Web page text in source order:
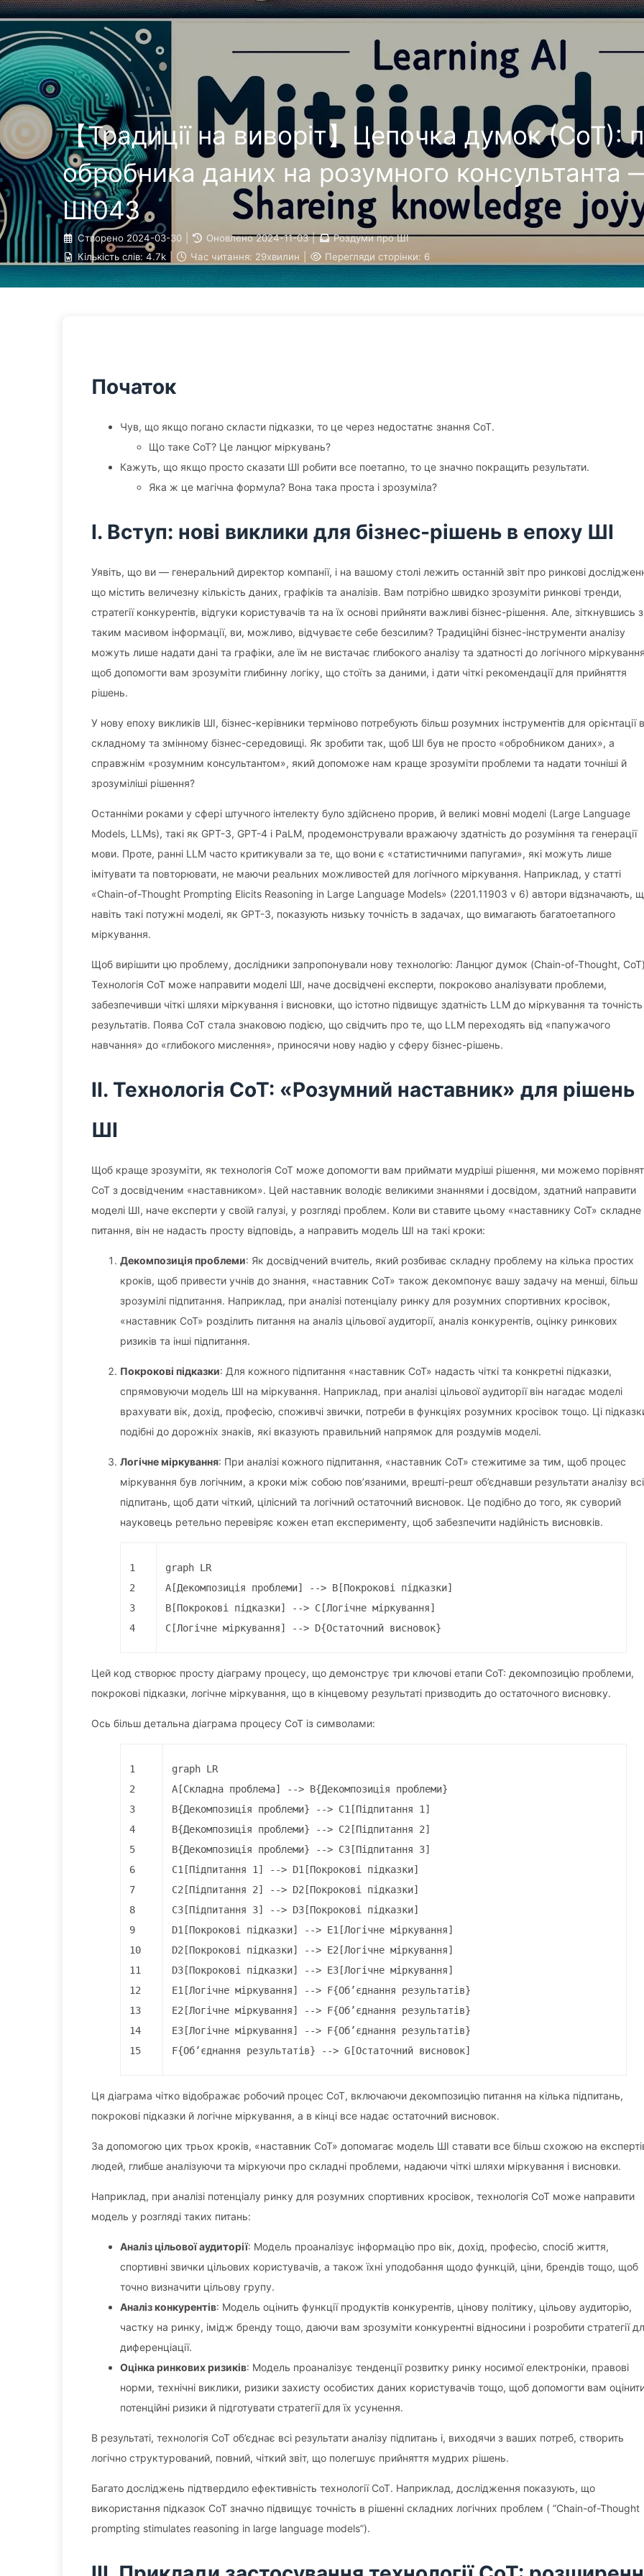
Шлях до Трансформації з ШІ Пошук Головна Архіви Теги
【Традиції на виворіт】Цепочка думок (CoT):
обробника даних на розумного консультанта
ШІ043
Створено 2024-03-30 Оновлено 2024-11-03 |
Роздуми про ШІ
Кількість слів: 4.7k Час читання: 29хвилин Перегляди сторінки: 6
Початок
Чув, що якщо погано скласти підказки, то це через недостатнє знання CoT.
Що таке CoT? Це ланцюг міркувань?
Кажуть, що якщо просто сказати ШІ робити все поетапно, то це значно покращить результати.
Яка ж це магічна формула? Вона така проста і зрозуміла?
I. Вступ: нові виклики для бізнес-рішень в епоху ШІ
Уявіть, що ви — генеральний директор компанії, і на вашому столі лежить останній звіт про ринкові
що містить величезну кількість даних, графіків та аналізів. Вам потрібно швидко зрозуміти ринкові тренди,
стратегії конкурентів, відгуки користувачів та на їх основі прийняти важливі бізнес-рішення. Але, зіткнувшись з
таким масивом інформації, ви, можливо, відчуваєте себе безсилим? Традиційні бізнес-інструменти аналізу
можуть лише надати дані та графіки, але їм не вистачає глибокого аналізу та здатності до логічного
щоб допомогти вам зрозуміти глибинну логіку, що стоїть за даними, і дати чіткі рекомендації для прийняття
рішень.
У нову епоху викликів ШІ, бізнес-керівники терміново потребують більш розумних інструментів для орієнтації в
складному та змінному бізнес-середовищі. Як зробити так, щоб ШІ був не просто «обробником даних», а
справжнім «розумним консультантом», який допоможе нам краще зрозуміти проблеми та надати точніші й
зрозуміліші рішення?
Останніми роками у сфері штучного інтелекту було здійснено прорив, й великі мовні моделі (Large Language
Models, LLMs), такі як GPT-3, GPT-4 і PaLM, продемонстрували вражаючу здатність до розуміння та генерації
мови. Проте, ранні LLM часто критикували за те, що вони є «статистичними папугами», які можуть лише
імітувати та повторювати, не маючи реальних можливостей для логічного міркування. Наприклад, у статті
«Chain-of-Thought Prompting Elicits Reasoning in Large Language Models» (2201.11903 v 6) автори відзначають,
навіть такі потужні моделі, як GPT-3, показують низьку точність в задачах, що вимагають багатоетапного
міркування.
Щоб вирішити цю проблему, дослідники запропонували нову технологію: Ланцюг думок (Chain-of-Thought,
Технологія CoT може направити моделі ШІ, наче досвідчені експерти, покроково аналізувати проблеми,
забезпечивши чіткі шляхи міркування і висновки, що істотно підвищує здатність LLM до міркування та точність
результатів. Поява CoT стала знаковою подією, що свідчить про те, що LLM переходять від «папужачого
навчання» до «глибокого мислення», приносячи нову надію у сферу бізнес-рішень.
II. Технологія CoT: «Розумний наставник» для рішень
ШІ
Щоб краще зрозуміти, як технологія CoT може допомогти вам приймати мудріші рішення, ми можемо
CoT з досвідченим «наставником». Цей наставник володіє великими знаннями і досвідом, здатний направити
моделі ШІ, наче експерти у своїй галузі, у розгляді проблем. Коли ви ставите цьому «наставнику CoT» складне
питання, він не надасть просту відповідь, а направить модель ШІ на такі кроки:
Декомпозиція проблеми: Як досвідчений вчитель, який розбиває складну проблему на кілька простих
кроків, щоб привести учнів до знання, «наставник CoT» також декомпонує вашу задачу на менші, більш
зрозумілі підпитання. Наприклад, при аналізі потенціалу ринку для розумних спортивних кросівок,
«наставник CoT» розділить питання на аналіз цільової аудиторії, аналіз конкурентів, оцінку ринкових
ризиків та інші підпитання.
Покрокові підказки: Для кожного підпитання «наставник CoT» надасть чіткі та конкретні підказки,
спрямовуючи модель ШІ на міркування. Наприклад, при аналізі цільової аудиторії він нагадає моделі
врахувати вік, дохід, професію, споживчі звички, потреби в функціях розумних кросівок тощо. Ці
подібні до дорожніх знаків, які вказують правильний напрямок для роздумів моделі.
Логічне міркування: При аналізі кожного підпитання, «наставник CoT» стежитиме за тим, щоб процес
міркування був логічним, а кроки між собою пов’язаними, врешті-решт об’єднавши результати аналізу
підпитань, щоб дати чіткий, цілісний та логічний остаточний висновок. Це подібно до того, як суворий
науковець ретельно перевіряє кожен етап експерименту, щоб забезпечити надійність висновків.
1
2
3
4
graph LR
A[Декомпозиція проблеми] --> B[Покрокові підказки]
B[Покрокові підказки] --> C[Логічне міркування]
C[Логічне міркування] --> D{Остаточний висновок}
Цей код створює просту діаграму процесу, що демонструє три ключові етапи CoT: декомпозицію проблеми,
покрокові підказки, логічне міркування, що в кінцевому результаті призводить до остаточного висновку.
Ось більш детальна діаграма процесу CoT із символами:
1
2
3
4
5
6
7
8
9
10
11
12
13
14
15
graph LR
A[Складна проблема] --> B{Декомпозиція проблеми}
B{Декомпозиція проблеми} --> C1[Підпитання 1]
B{Декомпозиція проблеми} --> C2[Підпитання 2]
B{Декомпозиція проблеми} --> C3[Підпитання 3]
C1[Підпитання 1] --> D1[Покрокові підказки]
C2[Підпитання 2] --> D2[Покрокові підказки]
C3[Підпитання 3] --> D3[Покрокові підказки]
D1[Покрокові підказки] --> E1[Логічне міркування]
D2[Покрокові підказки] --> E2[Логічне міркування]
D3[Покрокові підказки] --> E3[Логічне міркування]
E1[Логічне міркування] --> F{Об’єднання результатів}
E2[Логічне міркування] --> F{Об’єднання результатів}
E3[Логічне міркування] --> F{Об’єднання результатів}
F{Об’єднання результатів} --> G[Остаточний висновок]
Ця діаграма чітко відображає робочий процес CoT, включаючи декомпозицію питання на кілька підпитань,
покрокові підказки й логічне міркування, а в кінці все надає остаточний висновок.
За допомогою цих трьох кроків, «наставник CoT» допомагає модель ШІ ставати все більш схожою на
людей, глибше аналізуючи та міркуючи про складні проблеми, надаючи чіткі шляхи міркування і висновки.
Наприклад, при аналізі потенціалу ринку для розумних спортивних кросівок, технологія CoT може направити
модель у розгляді таких питань:
Аналіз цільової аудиторії: Модель проаналізує інформацію про вік, дохід, професію, спосіб життя,
спортивні звички цільових користувачів, а також їхні уподобання щодо функцій, ціни, брендів тощо, щоб
точно визначити цільову групу.
Аналіз конкурентів: Модель оцінить функції продуктів конкурентів, цінову політику, цільову аудиторію,
частку на ринку, імідж бренду тощо, даючи вам зрозуміти конкурентні відносини і розробити стратегії
диференціації.
Оцінка ринкових ризиків: Модель проаналізує тенденції розвитку ринку носимої електроніки, правові
норми, технічні виклики, ризики захисту особистих даних користувачів тощо, щоб допомогти вам
потенційні ризики й підготувати стратегії для їх усунення.
В результаті, технологія CoT об’єднає всі результати аналізу підпитань і, виходячи з ваших потреб, створить
логічно структурований, повний, чіткий звіт, що полегшує прийняття мудрих рішень.
Багато досліджень підтвердило ефективність технології CoT. Наприклад, дослідження показують, що
використання підказок CoT значно підвищує точність в рішенні складних логічних проблем ( “Chain-of-Thought
prompting stimulates reasoning in large language models”).